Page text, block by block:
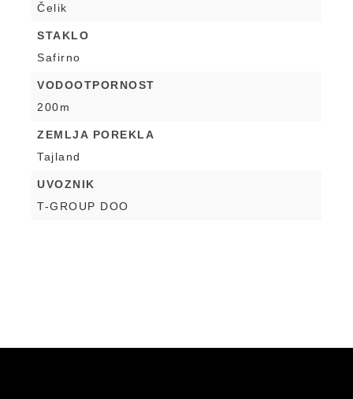
Čelik
STAKLO
Safirno
VODOOTPORNOST
200m
ZEMLJA POREKLA
Tajland
UVOZNIK
T-GROUP DOO